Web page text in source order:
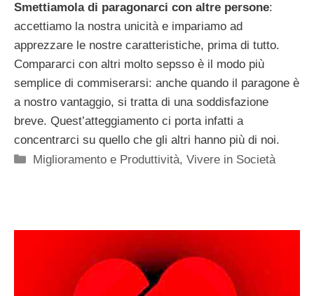
Smettiamola di paragonarci con altre persone:
accettiamo la nostra unicità e impariamo ad
apprezzare le nostre caratteristiche, prima di tutto.
Compararci con altri molto sepsso è il modo più
semplice di commiserarsi: anche quando il paragone è
a nostro vantaggio, si tratta di una soddisfazione
breve. Quest’atteggiamento ci porta infatti a
concentrarci su quello che gli altri hanno più di noi.
Categorie
Miglioramento e Produttività,Vivere in Società